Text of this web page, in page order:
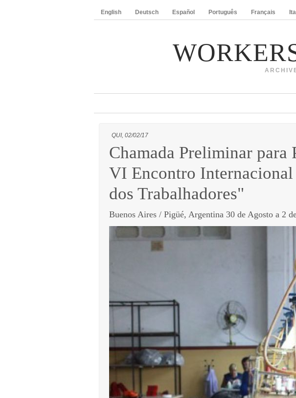
English Deutsch Español Português Français
QUI, 02/02/17
Chamada Preliminar para
VI Encontro
dos Trabalhadores"
Buenos Aires / Pigüé, Argentina 30 de Agosto a 2